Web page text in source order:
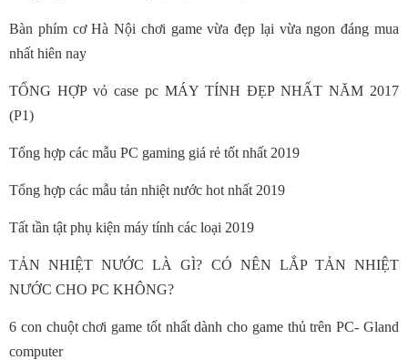
Bàn phím cơ Hà Nội chơi game vừa đẹp lại vừa ngon đáng mua
nhất hiên nay
TỔNG HỢP vỏ case pc MÁY TÍNH ĐẸP NHẤT NĂM 2017
(P1)
Tổng hợp các mẫu PC gaming giá rẻ tốt nhất 2019
Tổng hợp các mẫu tản nhiệt nước hot nhất 2019
Tất tần tật phụ kiện máy tính các loại 2019
TẢN NHIỆT NƯỚC LÀ GÌ? CÓ NÊN LẮP TẢN NHIỆT
NƯỚC CHO PC KHÔNG?
6 con chuột chơi game tốt nhất dành cho game thủ trên PC- Gland
computer